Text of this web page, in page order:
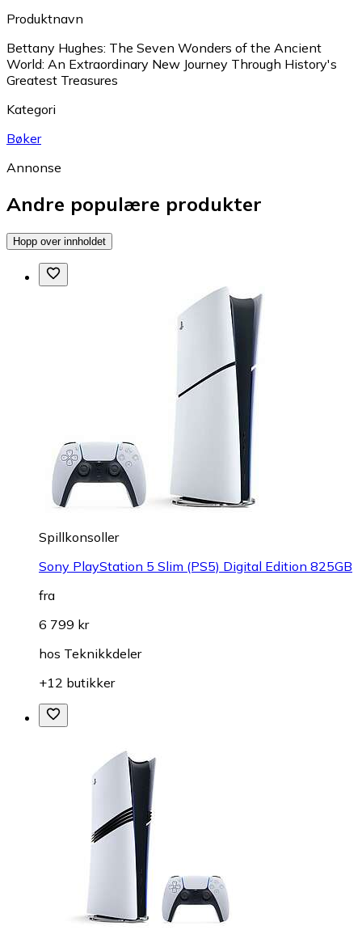
Produktnavn
Bettany Hughes: The Seven Wonders of the Ancient
World: An Extraordinary New Journey Through History's
Greatest Treasures
Kategori
Bøker
Annonse
Andre populære produkter
Hopp over innholdet
Spillkonsoller
Sony PlayStation 5 Slim (PS5) Digital Edition 825GB
fra
6 799 kr
hos Teknikkdeler
+12 butikker